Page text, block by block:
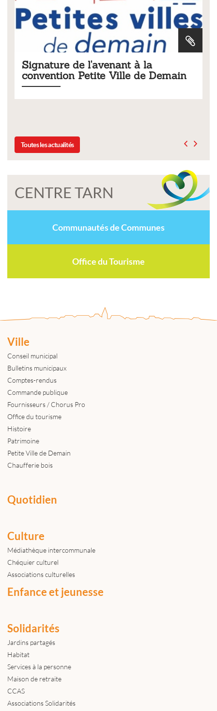
de l'avenant à la
Petite Ville de Demain
Toutes les actualités
CENTRE TARN
Communautés de Communes
Office du Tourisme
Ville
Conseil municipal
Bulletins municipaux
Comptes-rendus
Commande publique
Fournisseurs / Chorus Pro
Office du tourisme
Histoire
Patrimoine
Petite Ville de Demain
Chaufferie bois
Quotidien
Culture
Médiathèque intercommunale
Chéquier culturel
Associations culturelles
Enfance et jeunesse
Solidarités
Jardins partagés
Habitat
Services à la personne
Maison de retraite
CCAS
Associations Solidarités